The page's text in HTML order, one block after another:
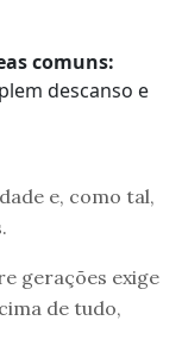
comuns:
descanso e
e, como tal,
gerações exige
de tudo,